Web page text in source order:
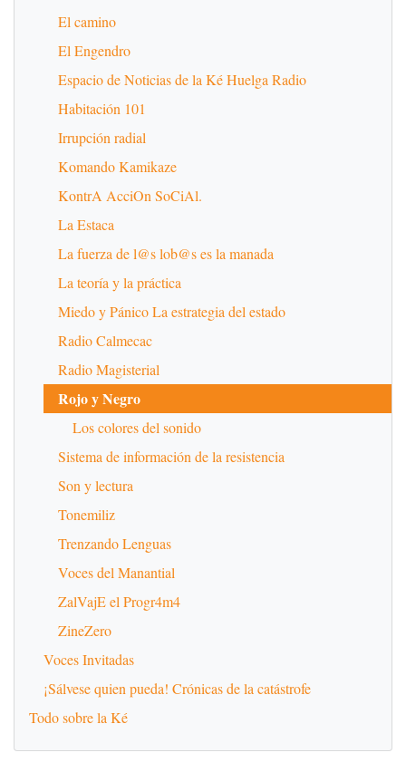
El camino
El Engendro
Espacio de Noticias de la Ké Huelga Radio
Habitación 101
Irrupción radial
Komando Kamikaze
KontrA AcciOn SoCiAl.
La Estaca
La fuerza de l@s lob@s es la manada
La teoría y la práctica
Miedo y Pánico La estrategia del estado
Radio Calmecac
Radio Magisterial
Rojo y Negro
Los colores del sonido
Sistema de información de la resistencia
Son y lectura
Tonemiliz
Trenzando Lenguas
Voces del Manantial
ZalVajE el Progr4m4
ZineZero
Voces Invitadas
¡Sálvese quien pueda! Crónicas de la catástrofe
Todo sobre la Ké